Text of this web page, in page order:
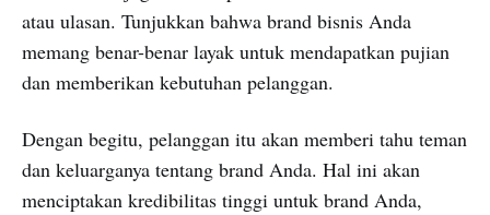
atau ulasan. Tunjukkan bahwa brand bisnis Anda
memang benar-benar layak untuk mendapatkan pujian
dan memberikan kebutuhan pelanggan.
Dengan begitu, pelanggan itu akan memberi tahu teman
dan keluarganya tentang brand Anda. Hal ini akan
menciptakan kredibilitas tinggi untuk brand Anda,